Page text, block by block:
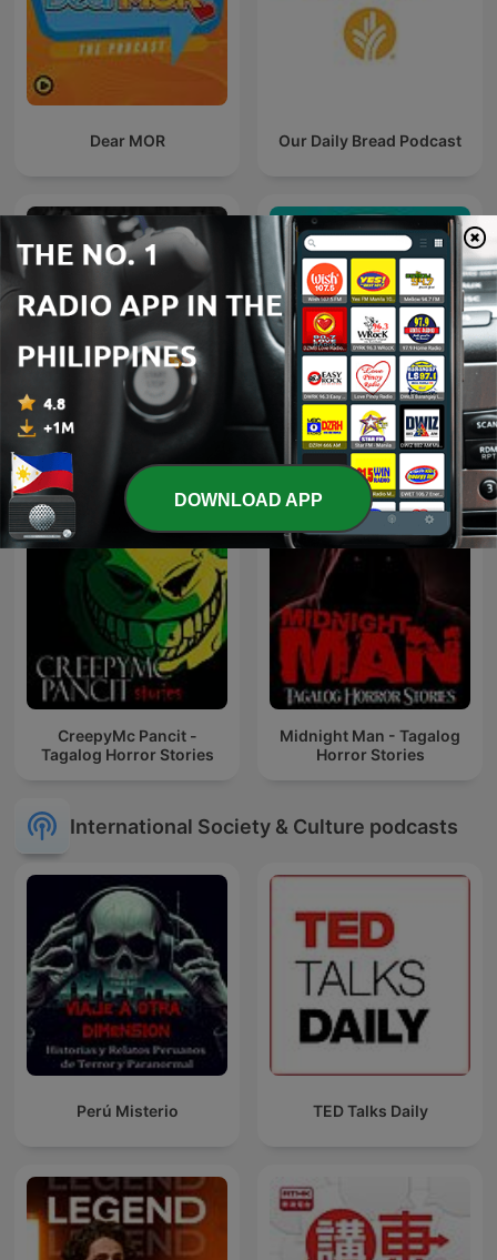
Dear MOR Our Daily Bread Podcast
Alas Dose Na: Mga
Kwentong Kababalaghan
RnB Hype
CreepyMc Pancit -
Tagalog Horror Stories
Midnight Man - Tagalog
Horror Stories
International Society & Culture podcasts
Perú Misterio TED Talks Daily
DOWNLOAD APP